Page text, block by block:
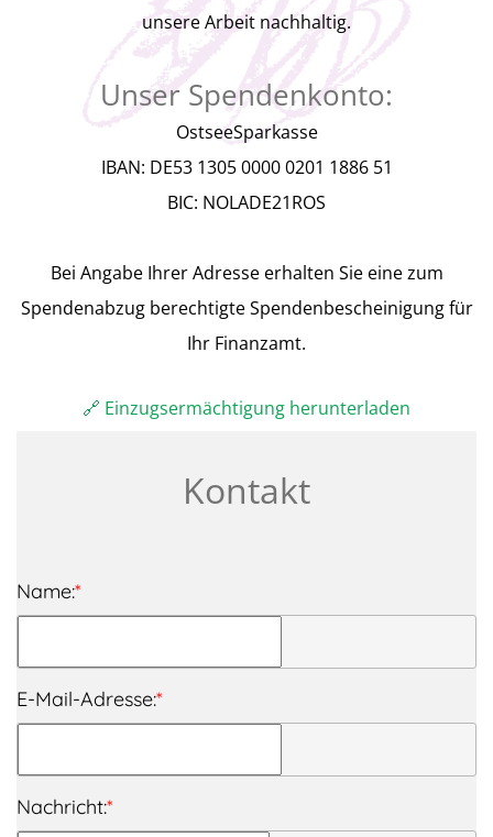
unsere Arbeit nachhaltig.
Unser Spendenkonto:
OstseeSparkasse
IBAN: DE53 1305 0000 0201 1886 51
BIC: NOLADE21ROS
Bei Angabe Ihrer Adresse erhalten Sie eine zum
Spendenabzug berechtigte Spendenbescheinigung für
Ihr Finanzamt.
🔗 Einzugsermächtigung herunterladen
Kontakt
Name:*
E-Mail-Adresse:*
Nachricht:*